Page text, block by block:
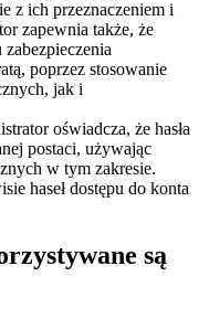
z ich przeznaczeniem i
zapewnia także, że
poprzez stosowanie
jak i
oświadcza, że hasła
postaci, używając
w tym zakresie.
haseł dostępu do konta
są